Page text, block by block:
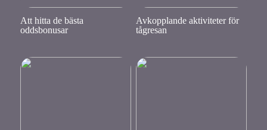
Att hitta de bästa
oddsbonusar
Avkopplande aktiviteter för
tågresan